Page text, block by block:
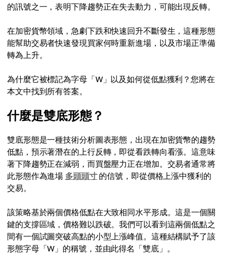
的訊號之一，表明下降趨勢正在失去動力，可能出現反轉。
在加密貨幣領域，急劇下跌和快速回升不斷發生，這種形態
能幫助交易者快速發現買家何時重新進場，以及市場正準備
轉為上升。
為什麼它被標記為字母「W」以及如何從低點獲利？您將在
本文中找到所有答案。
什麼是雙底形態？
雙底形態是一種技術分析圖表形態，出現在加密貨幣的趨勢
低點，預示著潛在的上行反轉，即從看跌轉向看漲。這意味
著下降趨勢正在減弱，而買盤壓力正在增加。交易者通常將
此形態作為進場 多頭頭寸的信號，即從價格上漲中獲利的
交易。
該策略基於兩個價格低點在大致相同水平形成。這是一個關
鍵的支撐區域，價格難以跌破。我們可以看到這兩個低點之
間有一個試圖突破高點的小型上漲峰值。這種結構賦予了該
形態字母「W」的稱號，並由此得名「雙底」。